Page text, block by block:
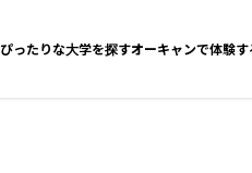
ぴったりな大学を探すオーキャンで体験す